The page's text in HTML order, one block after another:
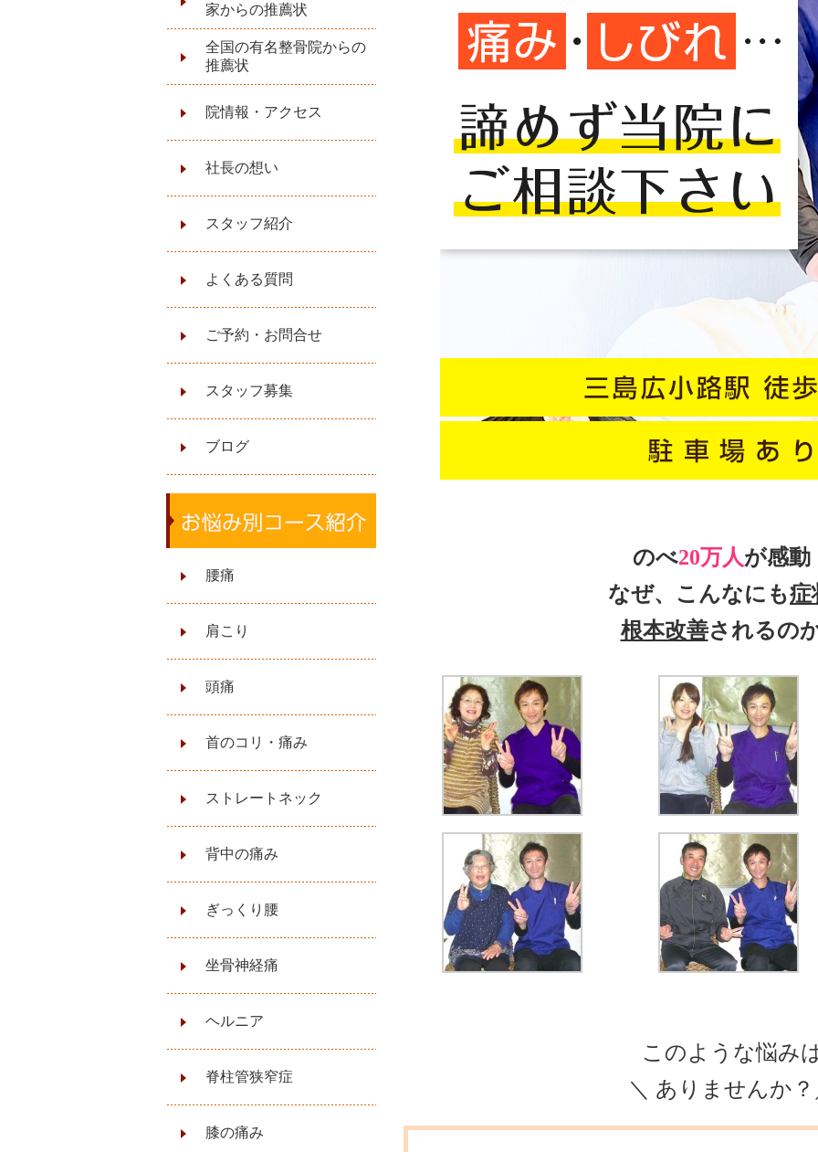
家からの推薦状
全国の有名整骨院からの
推薦状
院情報・アクセス
社長の想い
スタッフ紹介
よくある質問
ご予約・お問合せ
スタッフ募集
ブログ
腰痛
肩こり
頭痛
首のコリ・痛み
ストレートネック
背中の痛み
ぎっくり腰
坐骨神経痛
ヘルニア
脊柱管狭窄症
膝の痛み
のべ20万人が感動
なぜ、こんなにも症
根本改善されるの
このような悩み
＼ ありませんか